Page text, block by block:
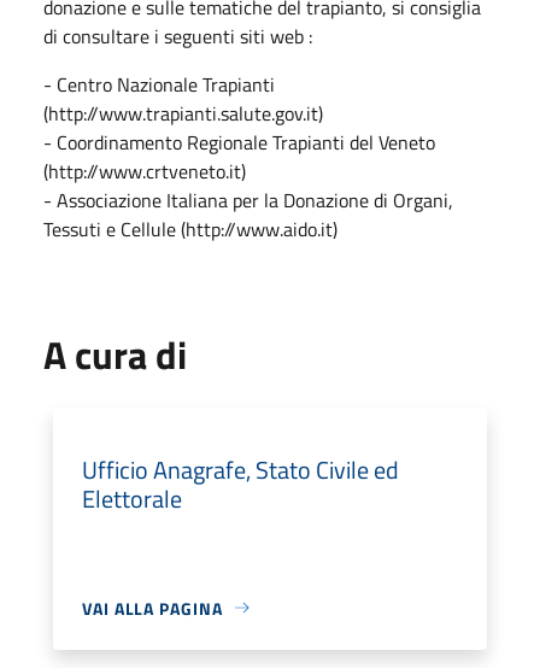
donazione e sulle tematiche del trapianto, si consiglia
di consultare i seguenti siti web :
- Centro Nazionale Trapianti
(http://www.trapianti.salute.gov.it)
- Coordinamento Regionale Trapianti del Veneto
(http://www.crtveneto.it)
- Associazione Italiana per la Donazione di Organi,
Tessuti e Cellule (http://www.aido.it)
A cura di
Ufficio Anagrafe, Stato Civile ed
Elettorale
VAI ALLA PAGINA